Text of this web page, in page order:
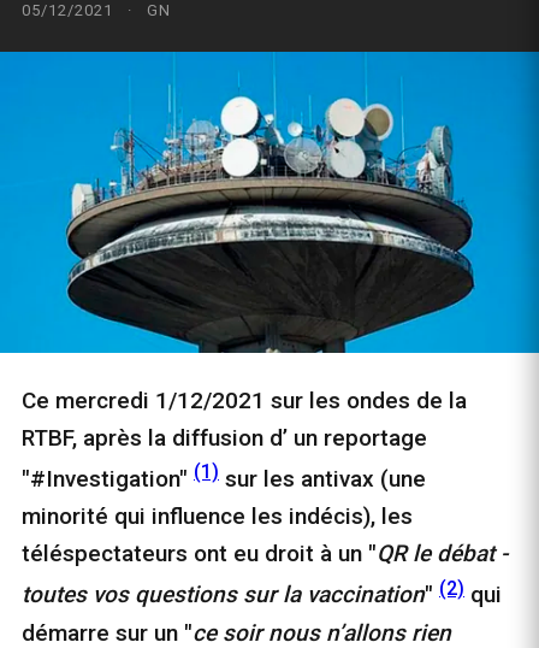
05/12/2021 · GN
Ce mercredi 1/12/2021 sur les ondes de la
RTBF, après la diffusion d’ un reportage
"#Investigation" (1) sur les antivax (une
minorité qui influence les indécis), les
téléspectateurs ont eu droit à un "QR le débat -
toutes vos questions sur la vaccination" (2) qui
démarre sur un "ce soir nous n’allons rien